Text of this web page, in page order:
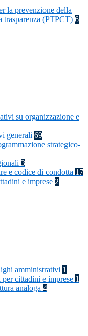
la prevenzione della
trasparenza (PTPCT) 6
su organizzazione e
generali 69
strategico-
3
e codice di condotta 17
e imprese 2
amministrativi 1
cittadini e imprese 1
analoga 4